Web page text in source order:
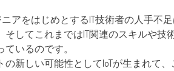
アをはじめとするIT技術者の人手不
そしてこれまではIT関連のスキルや技
いるのです。
の新しい可能性としてIoTが生まれて